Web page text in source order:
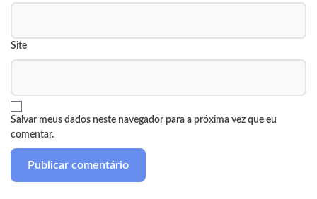
Site
Salvar meus dados neste navegador para a próxima vez que eu
comentar.